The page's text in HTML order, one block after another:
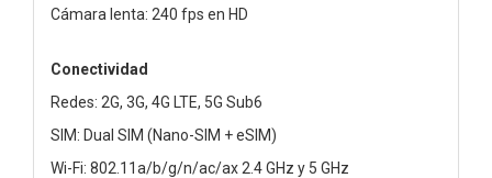
Cámara lenta: 240 fps en HD
Conectividad
Redes: 2G, 3G, 4G LTE, 5G Sub6
SIM: Dual SIM (Nano-SIM + eSIM)
Wi-Fi: 802.11a/b/g/n/ac/ax 2.4 GHz y 5 GHz